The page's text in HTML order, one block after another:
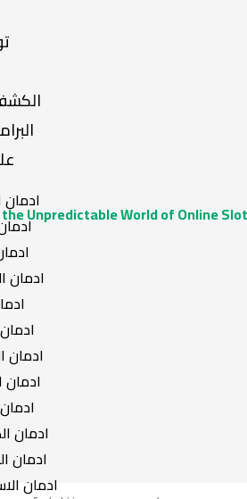
ادمان
ادمان
ادمان
ادمان
ادمان
ادمان
Unpredictable World of Online